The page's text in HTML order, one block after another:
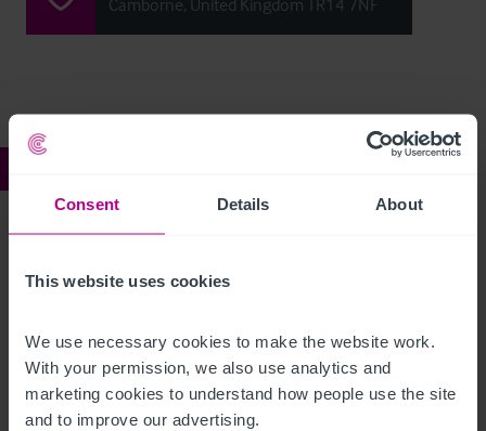
Consent Details About
This website uses cookies
We use necessary cookies to make the website work.
With your permission, we also use analytics and
marketing cookies to understand how people use the site
and to improve our advertising.
Camborne, United Kingdom TR14 7NF
Trevithick Inn
Beschreibung
Click Here For Access to the Data Room
Restaurant